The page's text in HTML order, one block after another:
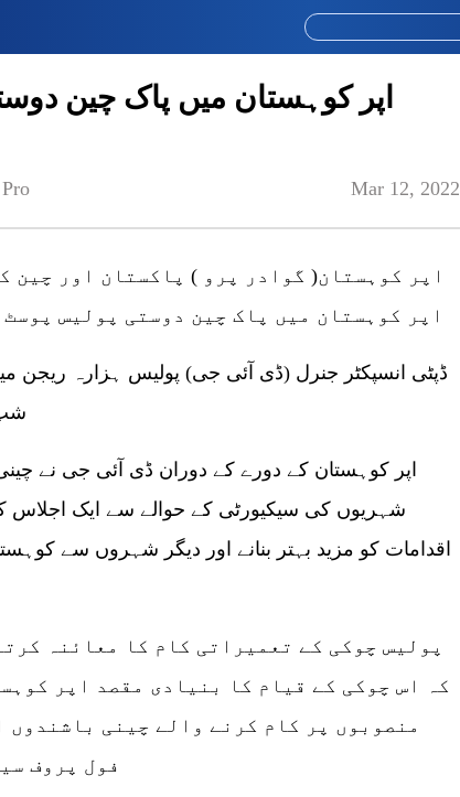
اپر کوہستان میں پاک چین
Mar 12, 2022
اپر کوہستان( گوادر پرو ) پاکستان اور چین
اپر کوہستان میں پاک چین دوستی پولیس
ڈپٹی انسپکٹر جنرل (ڈی آئی جی) پولیس ہزارہ ریجن
شپ
اپر کوہستان کے دورے کے دوران ڈی آئی جی نے
شہریوں کی سیکیورٹی کے حوالے سے ایک اجلاس
اقدامات کو مزید بہتر بنانے اور دیگر شہروں سے
پولیس چوکی کے تعمیراتی کام کا معائنہ
کہ اس چوکی کے قیام کا بنیادی مقصد اپر
منصوبوں پر کام کرنے والے چینی باشندوں
فول پروف